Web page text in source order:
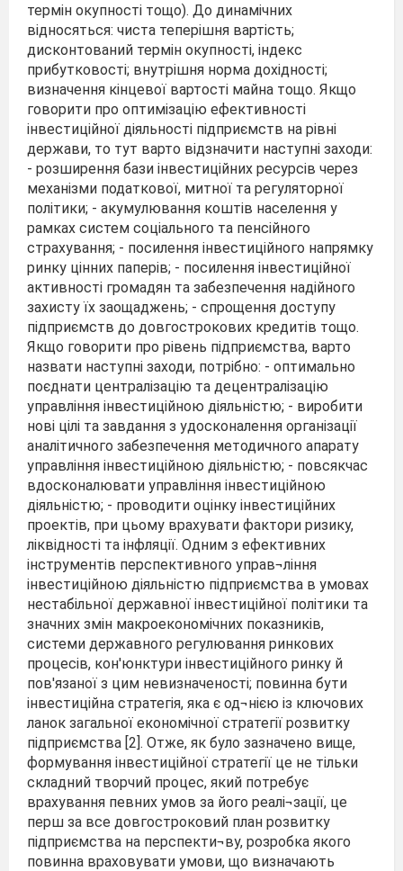
термін окупності тощо). До динамічних
відносяться: чиста теперішня вартість;
дисконтований термін окупності, індекс
прибутковості; внутрішня норма дохідності;
визначення кінцевої вартості майна тощо. Якщо
говорити про оптимізацію ефективності
інвестиційної діяльності підприємств на рівні
держави, то тут варто відзначити наступні заходи:
- розширення бази інвестиційних ресурсів через
механізми податкової, митної та регуляторної
політики; - акумулювання коштів населення у
рамках систем соціального та пенсійного
страхування; - посилення інвестиційного напрямку
ринку цінних паперів; - посилення інвестиційної
активності громадян та забезпечення надійного
захисту їх заощаджень; - спрощення доступу
підприємств до довгострокових кредитів тощо.
Якщо говорити про рівень підприємства, варто
назвати наступні заходи, потрібно: - оптимально
поєднати централізацію та децентралізацію
управління інвестиційною діяльністю; - виробити
нові цілі та завдання з удосконалення організації
аналітичного забезпечення методичного апарату
управління інвестиційною діяльністю; - повсякчас
вдосконалювати управління інвестиційною
діяльністю; - проводити оцінку інвестиційних
проектів, при цьому врахувати фактори ризику,
ліквідності та інфляції. Одним з ефективних
інструментів перспективного управ¬ління
інвестиційною діяльністю підприємства в умовах
нестабільної державної інвестиційної політики та
значних змін макроекономічних показників,
системи державного регулювання ринкових
процесів, кон'юнктури інвестиційного ринку й
пов'язаної з цим невизначеності; повинна бути
інвестиційна стратегія, яка є од¬нією із ключових
ланок загальної економічної стратегії розвитку
підприємства [2]. Отже, як було зазначено вище,
формування інвестиційної стратегії це не тільки
складний творчий процес, який потребує
врахування певних умов за його реалі¬зації, це
перш за все довгостроковий план розвитку
підприємства на перспекти¬ву, розробка якого
повинна враховувати умови, що визначають